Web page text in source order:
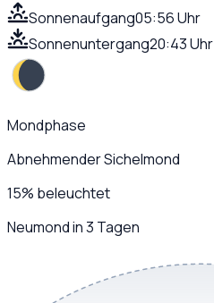
Sonnenaufgang05:56 Uhr
Sonnenuntergang20:43 Uhr
Mondphase
Abnehmender Sichelmond
15% beleuchtet
Neumond in 3 Tagen